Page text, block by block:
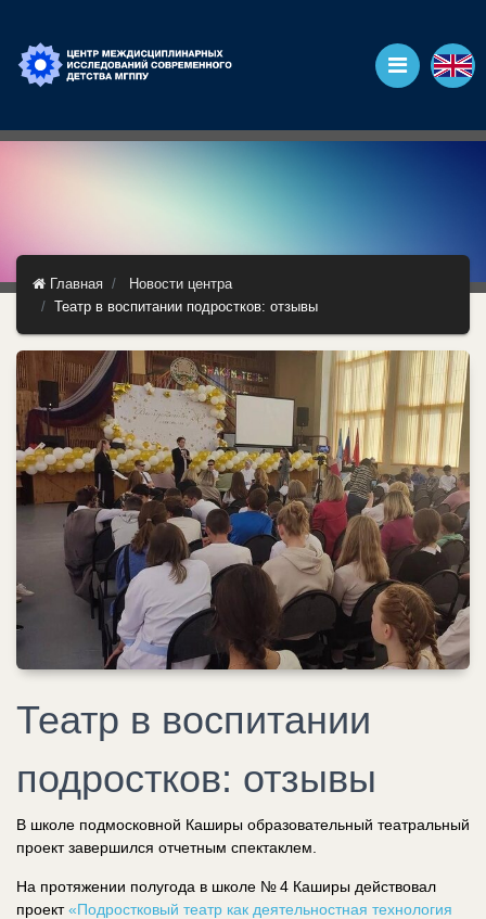
Главная
Новости центра
Театр в воспитании подростков: отзывы
Театр в воспитании
подростков: отзывы
В школе подмосковной Каширы образовательный театральный
проект завершился отчетным спектаклем.
На протяжении полугода в школе № 4 Каширы действовал
проект«Подростковый театр как деятельностная технология